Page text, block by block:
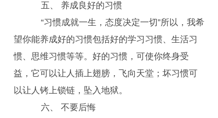
五、 养成良好的习惯
“习惯成就一生，态度决定一切”所以，我希
望你能养成好的习惯包括好的学习习惯、生活习
惯、思维习惯等等。好的习惯，可使你终身受
益，它可以让人插上翅膀，飞向天堂；坏习惯可
以让人铐上锁链，坠入地狱。
六、 不要后悔